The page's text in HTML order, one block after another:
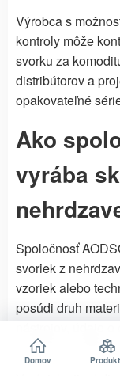
Výrobca s
kontroly môže
svorku za
distribútorov a
opakovateľné
Ako
vyrába
Spoločnosť
svoriek z
vzoriek alebo
posúdi druh
nástrojov, údaje
povrchovú
Domov